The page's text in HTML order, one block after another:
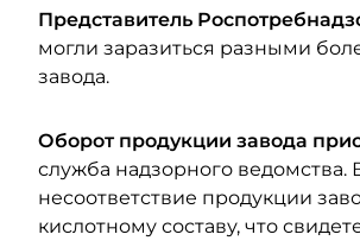
Представитель
могли заразиться разными
завода.
Оборот продукции завода
служба надзорного ведомства.
несоответствие продукции
кислотному составу, что